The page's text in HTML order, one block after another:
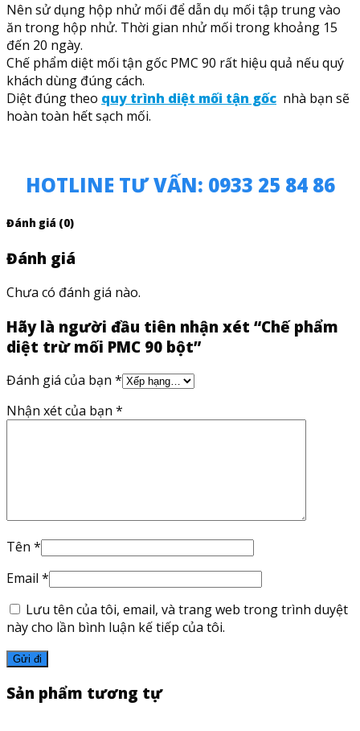
Nên sử dụng hộp nhử mối để dẫn dụ mối tập trung vào
ăn trong hộp nhử. Thời gian nhử mối trong khoảng 15
đến 20 ngày.
Chế phẩm diệt mối tận gốc PMC 90 rất hiệu quả nếu quý
khách dùng đúng cách.
Diệt đúng theo quy trình diệt mối tận gốc nhà bạn sẽ
hoàn toàn hết sạch mối.
HOTLINE TƯ VẤN: 0933 25 84 86
Đánh giá (0)
Đánh giá
Chưa có đánh giá nào.
Hãy là người đầu tiên nhận xét “Chế phẩm
diệt trừ mối PMC 90 bột”
Đánh giá của bạn *
Nhận xét của bạn *
Tên *
Email *
Lưu tên của tôi, email, và trang web trong trình duyệt
này cho lần bình luận kế tiếp của tôi.
Sản phẩm tương tự